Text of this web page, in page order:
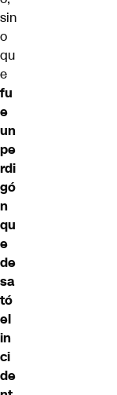
sin
o
qu
e
fu
e
un
pe
rdi
gó
n
qu
e
de
sa
tó
el
in
ci
de